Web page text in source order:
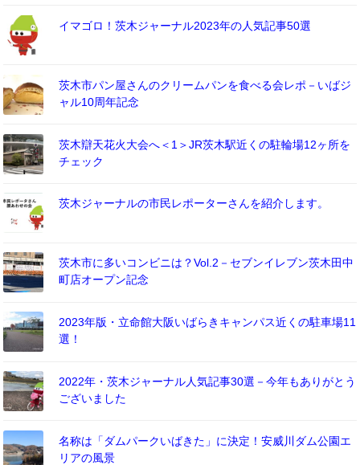
イマゴロ！茨木ジャーナル2023年の人気記事50選
茨木市パン屋さんのクリームパンを食べる会レポ－いばジ
ャル10周年記念
茨木辯天花火大会へ＜1＞JR茨木駅近くの駐輪場12ヶ所を
チェック
茨木ジャーナルの市民レポーターさんを紹介します。
茨木市に多いコンビニは？Vol.2－セブンイレブン茨木田中
町店オープン記念
2023年版・立命館大阪いばらきキャンパス近くの駐車場11
選！
2022年・茨木ジャーナル人気記事30選－今年もありがとう
ございました
名称は「ダムパークいばきた」に決定！安威川ダム公園エ
リアの風景